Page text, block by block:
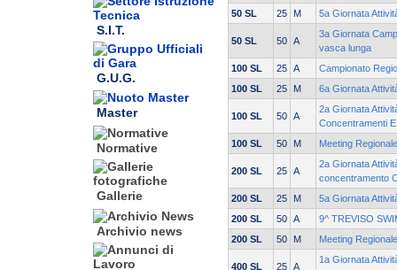
S.I.T.
G.U.G.
Master
Normative
Gallerie
Archivio news
50 SL
25 M 5a Giornata
50 SL 50 A
3a Giornata
vasca lunga
100 SL
25 A
Campionato
100 SL
25 M 6a Giornata
100 SL 50 A
2a Giornata
Concentramenti E
100 SL
50 M Meeting
200 SL 25 A
2a Giornata
concentramento
200 SL
25 M
5a Giornata
200 SL
50 A
9^ TREVISO
200 SL
50 M Meeting
400 SL 25 A
1a Giornata